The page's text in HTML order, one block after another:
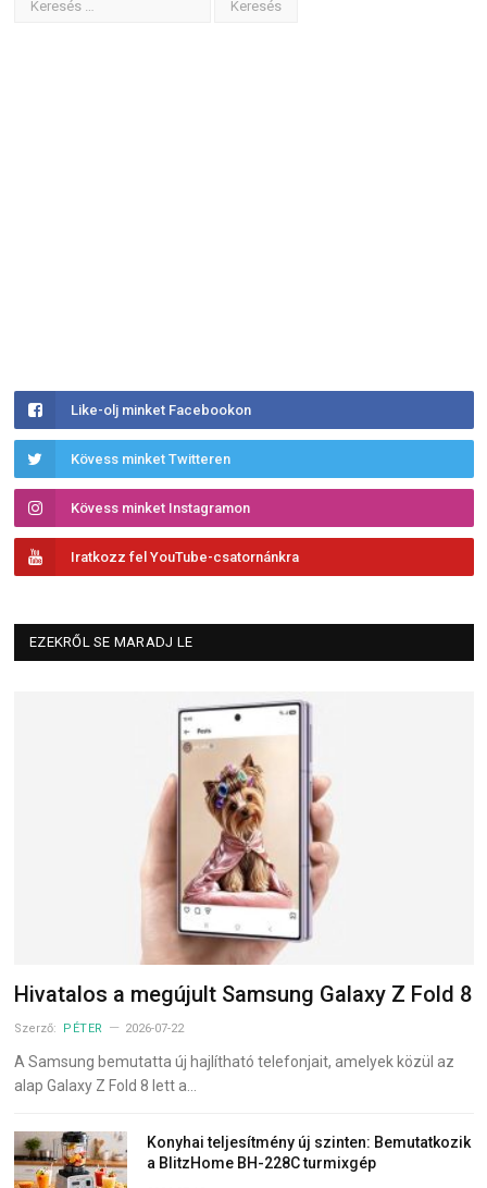
Like-olj minket Facebookon
Kövess minket Twitteren
Kövess minket Instagramon
Iratkozz fel YouTube-csatornánkra
EZEKRŐL SE MARADJ LE
Hivatalos a megújult Samsung Galaxy Z Fold 8
Szerző: PÉTER 2026-07-22
A Samsung bemutatta új hajlítható telefonjait, amelyek közül az
alap Galaxy Z Fold 8 lett a…
Konyhai teljesítmény új szinten: Bemutatkozik
a BlitzHome BH-228C turmixgép